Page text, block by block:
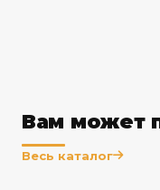
Вам может
Весь каталог